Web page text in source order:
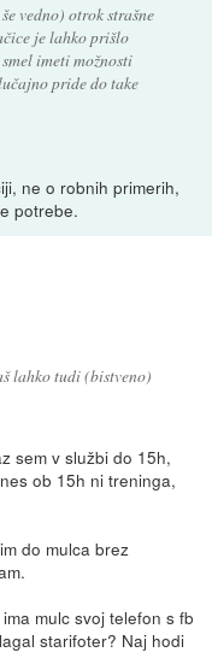
vedno) otrok strašne
je lahko prišlo
imeti možnosti
pride do take
ne o robnih primerih,
potrebe.
lahko tudi (bistveno)
sem v službi do 15h,
ob 15h ni treninga,
do mulca brez
mulc svoj telefon s fb
starifoter? Naj hodi